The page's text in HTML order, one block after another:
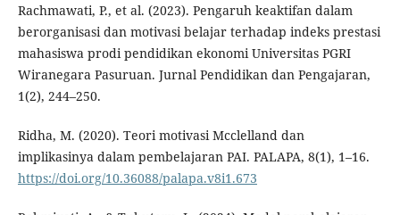
Rachmawati, P., et al. (2023). Pengaruh keaktifan dalam
berorganisasi dan motivasi belajar terhadap indeks prestasi
mahasiswa prodi pendidikan ekonomi Universitas PGRI
Wiranegara Pasuruan. Jurnal Pendidikan dan Pengajaran,
1(2), 244–250.
Ridha, M. (2020). Teori motivasi Mcclelland dan
implikasinya dalam pembelajaran PAI. PALAPA, 8(1), 1–16.
https://doi.org/10.36088/palapa.v8i1.673